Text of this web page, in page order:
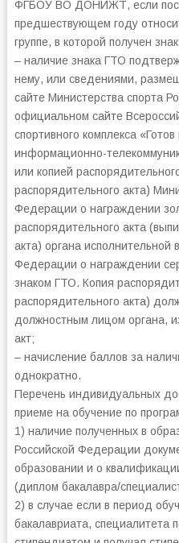
ФГБОУ ВО ДОНИЖТ, если
предшествующем году
группе, в которой получен
– наличие знака ГТО
нему, или сведениями,
сайте Министерства спорта
официальном сайте
спортивного комплекса
информационно-
или копией
распорядительного акта)
Федерации о награждении
распорядительного акта
акта) органа исполнительной
Федерации о награждении
знаком ГТО. Копия
распорядительного акта)
должностным лицом органа,
акт;
– начисление баллов за
однократно.
Перечень индивидуальных
приеме на обучение по
1) наличие полученных в
Российской Федерации
образовании и о
(диплом бакалавра/
2) в случае если в период
бакалавриата,